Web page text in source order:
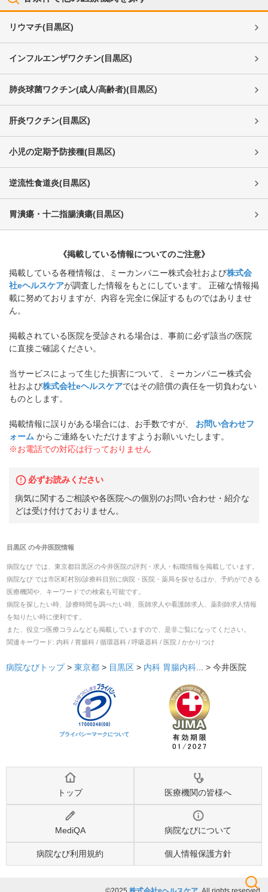
リウマチ(目黒区)
インフルエンザワクチン(目黒区)
肺炎球菌ワクチン(成人/高齢者)(目黒区)
肝炎ワクチン(目黒区)
小児の定期予防接種(目黒区)
逆流性食道炎(目黒区)
胃潰瘍・十二指腸潰瘍(目黒区)
《掲載している情報についてのご注意》
掲載している各種情報は、ミーカンパニー株式会社および株式会
社eヘルスケアが調査した情報をもとにしています。 正確な情報掲
載に努めておりますが、内容を完全に保証するものではありませ
ん。
掲載されている医院を受診される場合は、事前に必ず該当の医院
に直接ご確認ください。
当サービスによって生じた損害について、ミーカンパニー株式会
社および株式会社eヘルスケアではその賠償の責任を一切負わない
ものとします。
掲載情報に誤りがある場合には、お手数ですが、
お問い合わせフ
ォーム からご連絡をいただけますようお願いいたします。
※お電話での対応は行っておりません
必ずお読みください
病気に関するご相談や各医院への個別のお問い合わせ・紹介な
どは受け付けておりません。
目黒区の今井医院情報
病院なび では、 東京都目黒区の今井医院の評判・求人・転職情報を掲載しています。
病院なび では市区町村別/診療科目別に病院・医院・薬局を探せるほか、予約ができる
医療機関や、キーワードでの検索も可能です。
病院を探したい時、診療時間を調べたい時、医師求人や看護師求人、薬剤師求人情報
を知りたい時に便利です。
また、役立つ医療コラムなども掲載していますので、是非ご覧になってください。
関連キーワード: 内科 / 胃腸科 / 循環器科 / 呼吸器科 / 医院 / かかりつけ
病院なびトップ > 東京都 > 目黒区 > 内科 胃腸内科... > 今井医院
プライバシーマークについて
トップ 医療機関の皆様へ
MediQA 病院なびについて
病院なび利用規約 個人情報保護方針